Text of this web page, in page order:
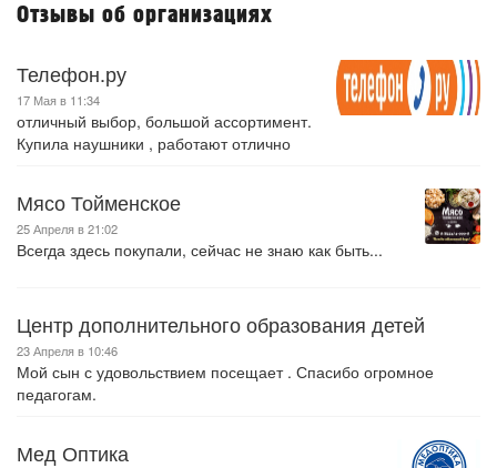
Отзывы об организациях
Телефон.ру
17 Мая в 11:34
отличный выбор, большой ассортимент.
Купила наушники , работают отлично
Мясо Тойменское
25 Апреля в 21:02
Всегда здесь покупали, сейчас не знаю как быть...
Центр дополнительного образования детей
23 Апреля в 10:46
Мой сын с удовольствием посещает . Спасибо огромное
педагогам.
Мед Оптика